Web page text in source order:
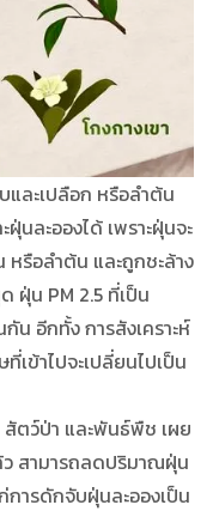
ละเปลือก หรือลำต้น
ละอองได้ เพราะฝุ่นจะ
หรือลำต้น และถูกชะล้าง
ฝุ่น PM 2.5 ที่เป็น
น อีกทั้ง การสังเคราะห์
ข้าไปจะเปลี่ยนไปเป็น
ว์ป่า และพันธ์พืช เผย
สามารถลดปริมาณฝุ่น
การดักจับฝุ่นละอองเป็น